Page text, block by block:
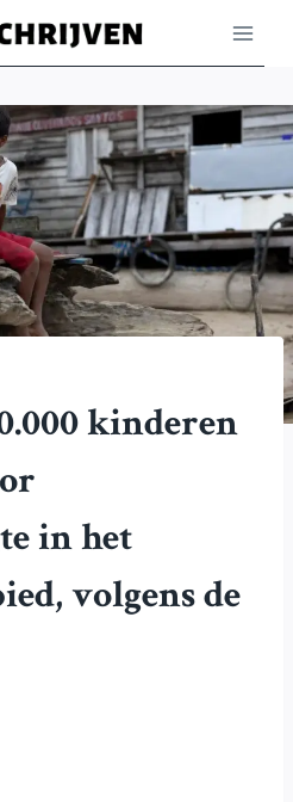
kinderen
in het
volgens de